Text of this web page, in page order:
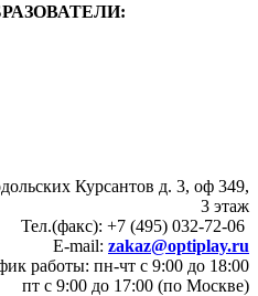
Курсантов д. 3, оф 349,
3 этаж
Тел.(факс): +7 (495) 032-72-06
E-mail: zakaz@optiplay.ru
работы: пн-чт с 9:00 до 18:00
пт с 9:00 до 17:00 (по Москве)